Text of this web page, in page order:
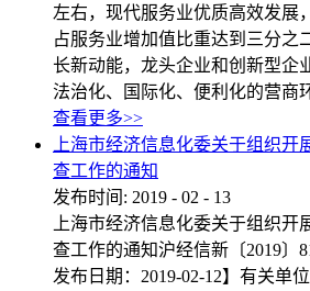
左右，现代服务业优质高效发展
占服务业增加值比重达到三分之
长新动能，龙头企业和创新型企
法治化、国际化、便利化的营商
查看更多>>
上海市经济信息化委关于组织开
查工作的通知
发布时间: 2019 - 02 - 13
上海市经济信息化委关于组织开
查工作的通知沪经信新〔2019〕
发布日期：2019-02-12】有关